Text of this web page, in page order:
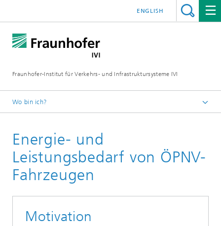
Fraunhofer-Institut für Verkehrs- und Infrastruktursysteme IVI
ENGLISH
Wo bin ich?
Forschungsfelder
Ladetechnologien
Energie- und
Leistungsbedarf von ÖPNV-
Fahrzeugen
Motivation